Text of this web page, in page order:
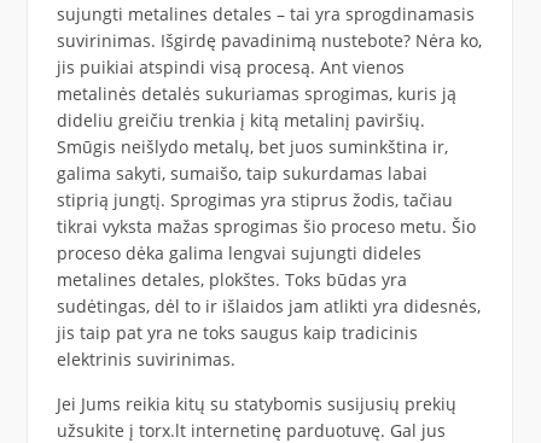
sujungti metalines detales – tai yra sprogdinamasis
suvirinimas. Išgirdę pavadinimą nustebote? Nėra ko,
jis puikiai atspindi visą procesą. Ant vienos
metalinės detalės sukuriamas sprogimas, kuris ją
dideliu greičiu trenkia į kitą metalinį paviršių.
Smūgis neišlydo metalų, bet juos suminkština ir,
galima sakyti, sumaišo, taip sukurdamas labai
stiprią jungtį. Sprogimas yra stiprus žodis, tačiau
tikrai vyksta mažas sprogimas šio proceso metu. Šio
proceso dėka galima lengvai sujungti dideles
metalines detales, plokštes. Toks būdas yra
sudėtingas, dėl to ir išlaidos jam atlikti yra didesnės,
jis taip pat yra ne toks saugus kaip tradicinis
elektrinis suvirinimas.
Jei Jums reikia kitų su statybomis susijusių prekių
užsukite į torx.ltinternetinę parduotuvę. Gal jus